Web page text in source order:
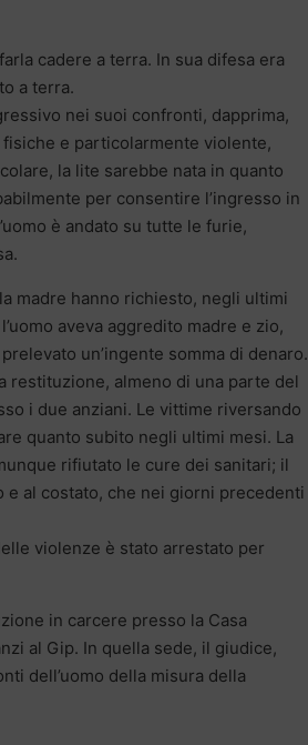
cadere a terra. In sua difesa era
a terra.
nei suoi confronti, dapprima,
e particolarmente violente,
la lite sarebbe nata in quanto
per consentire l’ingresso in
è andato su tutte le furie,
madre hanno richiesto, negli ultimi
aveva aggredito madre e zio,
un’ingente somma di denaro.
restituzione, almeno di una parte del
i due anziani. Le vittime riversando
quanto subito negli ultimi mesi. La
rifiutato le cure dei sanitari; il
al costato, che nei giorni precedenti
violenze è stato arrestato per
in carcere presso la Casa
al Gip. In quella sede, il giudice,
dell’uomo della misura della